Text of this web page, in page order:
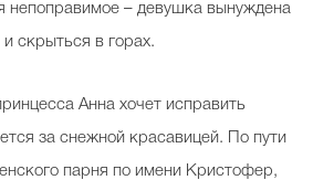
непоправимое – девушка вынуждена
скрыться в горах.
Анна хочет исправить
за снежной красавицей. По пути
парня по имени Кристофер,